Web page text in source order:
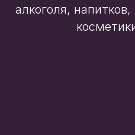
алкоголя,